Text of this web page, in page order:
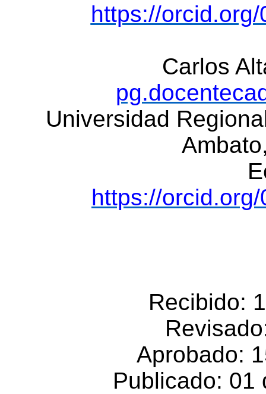
https://
Carlos
Universidad
https://
Recibido:
Aprobado:
Publicado: 01